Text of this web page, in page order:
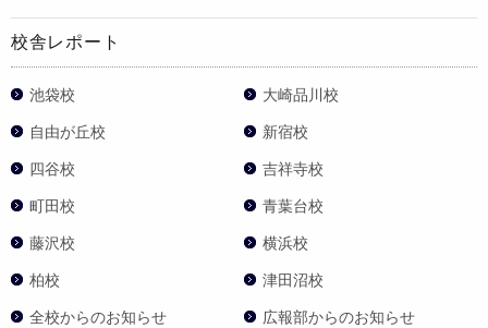
校舎レポート
池袋校 大崎品川校
自由が丘校 新宿校
四谷校 吉祥寺校
町田校 青葉台校
藤沢校 横浜校
柏校 津田沼校
全校からのお知らせ 広報部からのお知らせ